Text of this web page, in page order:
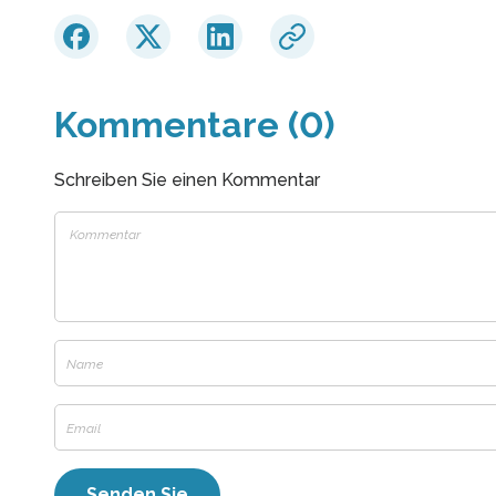
Kommentare (0)
Schreiben Sie einen Kommentar